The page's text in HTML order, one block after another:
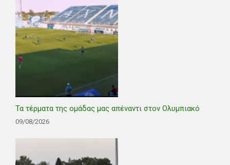
Τα τέρματα της ομάδας μας απέναντι στον Ολυμπιακό
09/08/2026